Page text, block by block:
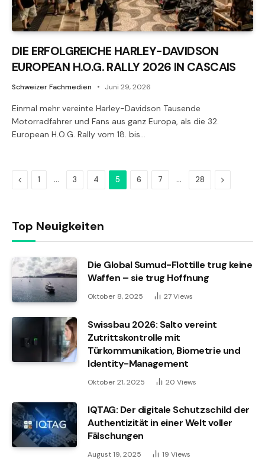
DIE ERFOLGREICHE HARLEY-DAVIDSON
EUROPEAN H.O.G. RALLY 2026 IN CASCAIS
Schweizer Fachmedien Juni 29, 2026
Einmal mehr vereinte Harley-Davidson Tausende
Motorradfahrer und Fans aus ganz Europa, als die 32.
European H.O.G. Rally vom 18. bis…
Previous
1 … 3 4 5 6 7 … 28 Next
Top Neuigkeiten
Die Global Sumud-Flottille trug keine
Waffen – sie trug Hoffnung
Oktober 8, 2025 27Views
Swissbau 2026: Salto vereint
Zutrittskontrolle mit
Türkommunikation, Biometrie und
Identity-Management
Oktober 21, 2025 20 Views
IQTAG: Der digitale Schutzschild der
Authentizität in einer Welt voller
Fälschungen
August 19, 2025 19 Views